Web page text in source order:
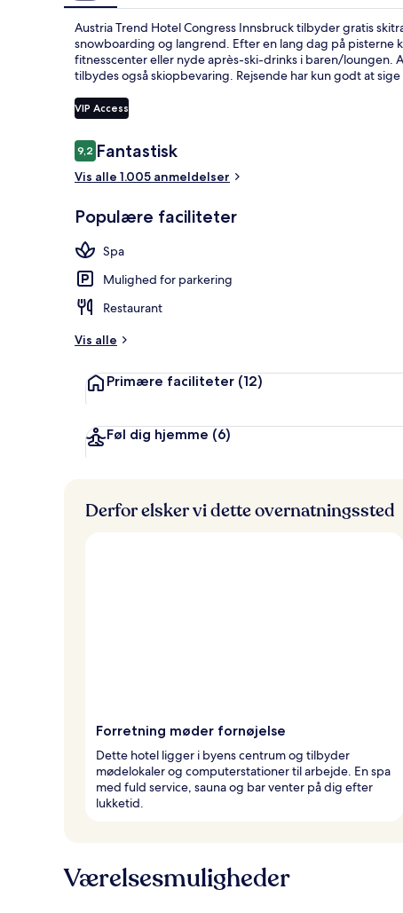
Austria Trend Hotel Congress Innsbruck tilbyder gratis
snowboarding og langrend. Efter en lang dag på pisterne
fitnesscenter eller nyde après-ski-drinks i baren/
tilbydes også skiopbevaring. Rejsende har kun godt at
VIP Access
Anmeldelser
9,29,2 ud af 10.
Fantastisk
Vis alle 1.005 anmeldelser
Populære faciliteter
Spa
Mulighed for parkering
Restaurant
Vis alle
Primære faciliteter (12)
Føl dig hjemme (6)
Derfor elsker vi dette overnatningssted
Forretning møder fornøjelse
Dette hotel ligger i byens centrum og tilbyder
mødelokaler og computerstationer til arbejde. En spa
med fuld service, sauna og bar venter på dig efter
lukketid.
Værelsesmuligheder